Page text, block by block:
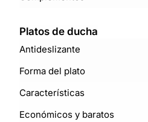
Platos de ducha
Antideslizante
Forma del plato
Características
Económicos y baratos